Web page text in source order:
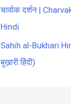
चार्वाक दर्शन |
Hindi
Sahih al-Bukhari
बुख़ारी हिंदी)